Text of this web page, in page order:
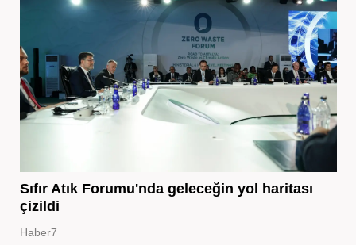
Sıfır Atık Forumu'nda geleceğin yol haritası
çizildi
Haber7